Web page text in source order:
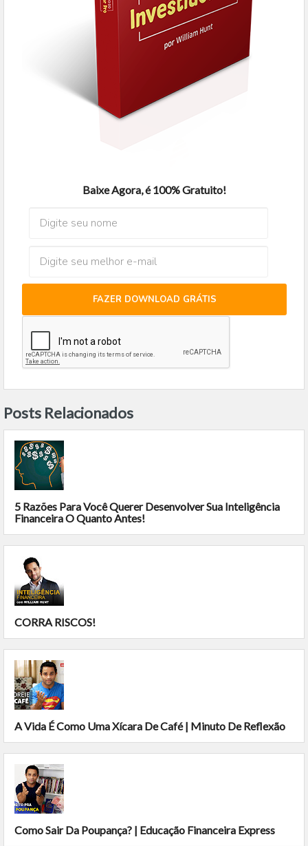
Baixe Agora, é 100% Gratuito!
FAZER DOWNLOAD GRÁTIS
Posts Relacionados
5 Razões Para Você Querer Desenvolver Sua Inteligência
Financeira O Quanto Antes!
CORRA RISCOS!
A Vida É Como Uma Xícara De Café | Minuto De Reflexão
Como Sair Da Poupança? | Educação Financeira Express